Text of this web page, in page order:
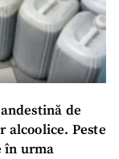
de
Peste
în urma